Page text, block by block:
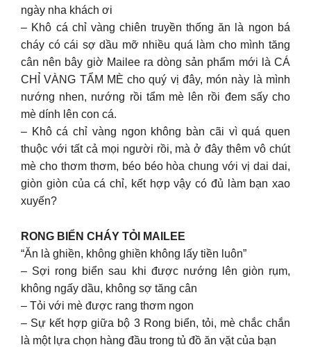
ngày nha khách ơi
– Khô cá chỉ vàng chiên truyền thống ăn là ngon bá
cháy có cái sợ dầu mỡ nhiều quá làm cho mình tăng
cân nên bây giờ Mailee ra dòng sản phẩm mới là CÁ
CHỈ VÀNG TẨM MÈ cho quý vị đây, món này là mình
nướng nhen, nướng rồi tẩm mè lên rồi đem sấy cho
mè dính lên con cá.
– Khô cá chỉ vàng ngon không bàn cãi vì quá quen
thuộc với tất cả mọi người rồi, mà ở đây thêm vô chút
mè cho thơm thơm, béo béo hòa chung với vị dai dai,
giòn giòn của cá chỉ, kết hợp vậy có đủ làm bạn xao
xuyến?
RONG BIỂN CHÁY TỎI MAILEE
“Ăn là ghiền, không ghiền không lấy tiền luôn”
– Sợi rong biển sau khi được nướng lên giòn rụm,
không ngấy dầu, không sợ tăng cân
– Tỏi với mè được rang thơm ngon
– Sự kết hợp giữa bộ 3 Rong biển, tỏi, mè chắc chắn
là một lựa chọn hàng đầu trong tủ đồ ăn vặt của bạn